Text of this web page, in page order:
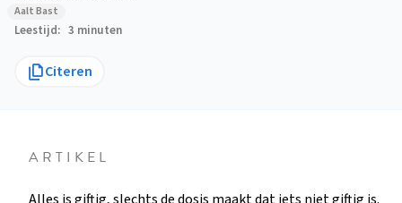
Aalt Bast
Leestijd 3 minuten
Citeren
ARTIKEL